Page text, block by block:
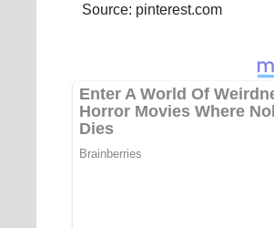
Source: pinterest.com